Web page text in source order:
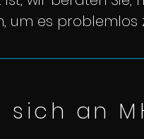
um es problemlos
sich an